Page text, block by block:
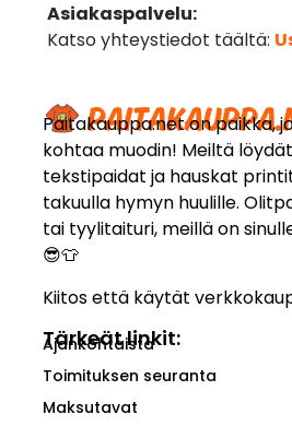
Paitakauppa.net on paikka,
kohtaa muodin! Meiltä
tekstipaidat ja hauskat
takuulla hymyn huulille.
tai tyylitaituri, meillä on
😎👕
Kiitos että käytät
Tärkeät linkit:
Ajankohtaista
Toimituksen seuranta
Maksutavat
Asiakaspalvelu:
Katso yhteystiedot täältä: